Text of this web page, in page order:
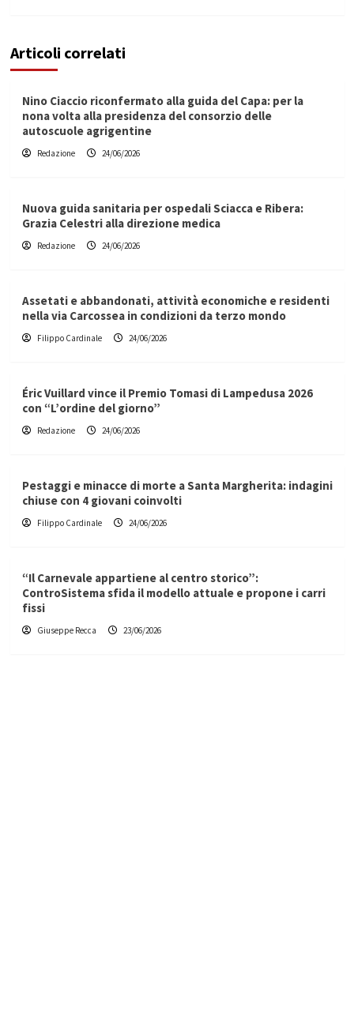
Articoli correlati
Nino Ciaccio riconfermato alla guida del Capa: per la
nona volta alla presidenza del consorzio delle
autoscuole agrigentine
Redazione 24/06/2026
Nuova guida sanitaria per ospedali Sciacca e Ribera:
Grazia Celestri alla direzione medica
Redazione 24/06/2026
Assetati e abbandonati, attività economiche e residenti
nella via Carcossea in condizioni da terzo mondo
Filippo Cardinale 24/06/2026
Éric Vuillard vince il Premio Tomasi di Lampedusa 2026
con “L’ordine del giorno”
Redazione 24/06/2026
Pestaggi e minacce di morte a Santa Margherita: indagini
chiuse con 4 giovani coinvolti
Filippo Cardinale 24/06/2026
“Il Carnevale appartiene al centro storico”:
ControSistema sfida il modello attuale e propone i carri
fissi
Giuseppe Recca 23/06/2026